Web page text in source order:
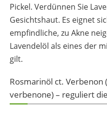
Pickel. Verdünnen Sie
Gesichtshaut. Es eignet
empfindliche, zu Akne
Lavendelöl als eines der
gilt.
Rosmarinöl ct. Verbenon (
verbenone) – reguliert